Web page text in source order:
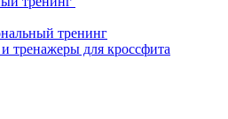
тренинг
тренажеры для кроссфита